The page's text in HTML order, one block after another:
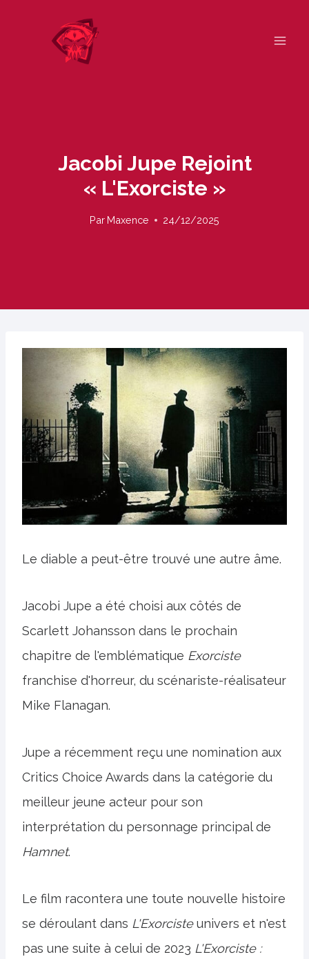
Jacobi Jupe Rejoint
« L'Exorciste »
Par Maxence 24/12/2025
Le diable a peut-être trouvé une autre âme.
Jacobi Jupe a été choisi aux côtés de
Scarlett Johansson dans le prochain
chapitre de l'emblématique Exorciste
franchise d'horreur, du scénariste-réalisateur
Mike Flanagan.
Jupe a récemment reçu une nomination aux
Critics Choice Awards dans la catégorie du
meilleur jeune acteur pour son
interprétation du personnage principal de
Hamnet.
Le film racontera une toute nouvelle histoire
se déroulant dans L'Exorcisteunivers et n'est
pas une suite à celui de 2023 L'Exorciste :